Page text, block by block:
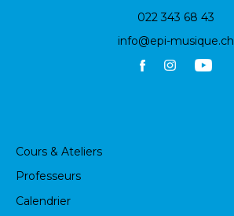
022 343 68 43
info@epi-musique.ch
Cours & Ateliers
Professeurs
Calendrier